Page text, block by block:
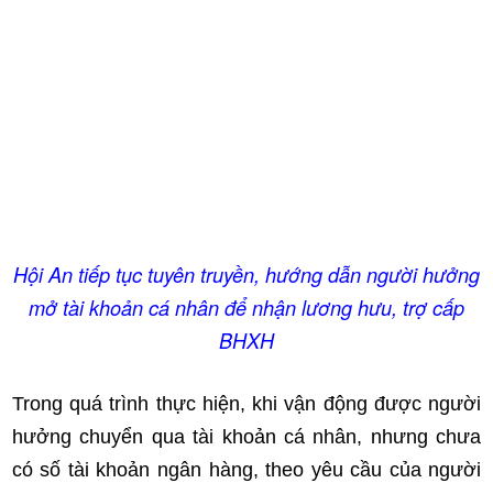
Hội An tiếp tục tuyên truyền, hướng dẫn người hưởng
mở tài khoản cá nhân để nhận lương hưu, trợ cấp
BHXH
Trong quá trình thực hiện, khi vận động được người
hưởng chuyển qua tài khoản cá nhân, nhưng chưa
có số tài khoản ngân hàng, theo yêu cầu của người